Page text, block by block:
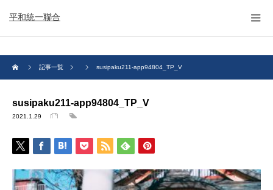
平和統一聯合
記事一覧 susipaku211-app94804_TP_V
susipaku211-app94804_TP_V
2021.1.29